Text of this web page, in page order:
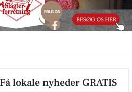
Få lokale nyheder GRATIS